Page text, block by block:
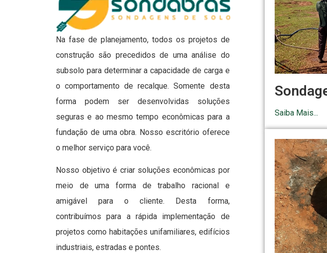
Na fase de planejamento, todos os projetos de
construção são precedidos de uma análise do
subsolo para determinar a capacidade de carga e
o comportamento de recalque. Somente desta
forma podem ser desenvolvidas soluções
seguras e ao mesmo tempo econômicas para a
fundação de uma obra. Nosso escritório oferece
o melhor serviço para você.
Nosso objetivo é criar soluções econômicas por
meio de uma forma de trabalho racional e
amigável para o cliente. Desta forma,
contribuímos para a rápida implementação de
projetos como habitações unifamiliares, edifícios
industriais, estradas e pontes.
Saiba Mais...